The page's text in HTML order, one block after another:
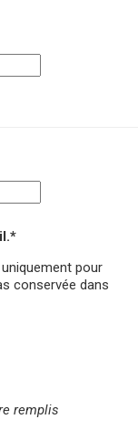
pour
conservée dans
remplis